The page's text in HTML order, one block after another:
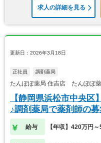
求人の詳細を見る
更新日：2026年3月18日
正社員 調剤薬局
たんぽぽ薬局 住吉店 たんぽぽ
【静岡県浜松市中央区
♪調剤薬局で薬剤師の
給与 【年収】420万円